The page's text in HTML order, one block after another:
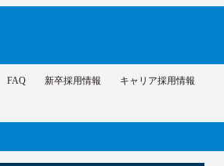
FAQ 新卒採用情報 キャリア採用情報